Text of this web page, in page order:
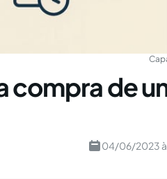
compra de
04/06/2023